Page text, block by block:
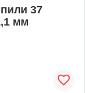
37
мм